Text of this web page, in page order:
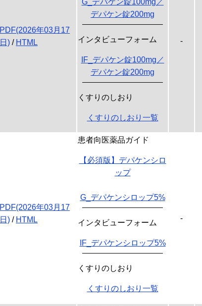
PDF(2026年03月17
日) / HTML
G_デパケン錠100mg／
デパケン錠200mg
インタビューフォーム
IF_デパケン錠100mg／
デパケン錠200mg
くすりのしおり
くすりのしおり一覧
-
PDF(2026年03月17
日) / HTML
患者向医薬品ガイド
【必須版】デパケンシロ
ップ
G_デパケンシロップ5%
インタビューフォーム
IF_デパケンシロップ5%
くすりのしおり
くすりのしおり一覧
-